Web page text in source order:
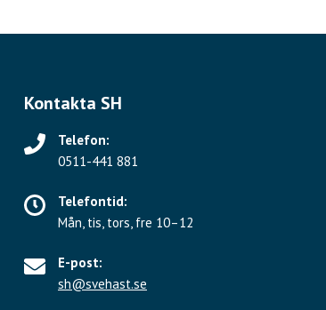
Kontakta SH
Telefon:
0511-441 881
Telefontid:
Mån, tis, tors, fre 10–12
E-post:
sh@svehast.se